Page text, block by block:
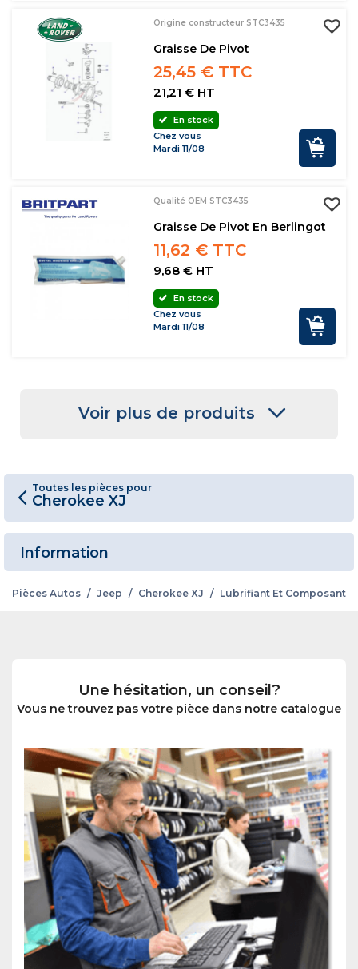
Origine constructeur STC3435
Graisse De Pivot
25,45 € TTC
21,21 € HT
En stock
Chez vous
Mardi 11/08
Qualité OEM STC3435
Graisse De Pivot En Berlingot
11,62 € TTC
9,68 € HT
En stock
Chez vous
Mardi 11/08
Voir plus de produits
Toutes les pièces pour
Cherokee XJ
Information
Pièces Autos / Jeep / Cherokee XJ / Lubrifiant Et Composant
Une hésitation, un conseil?
Vous ne trouvez pas votre pièce dans notre catalogue